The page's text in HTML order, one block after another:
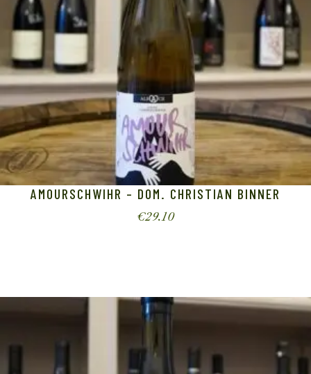
AMOURSCHWIHR – DOM. CHRISTIAN BINNER
€29.10